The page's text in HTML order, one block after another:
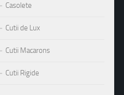
Casolete
Cutii de Lux
Cutii Macarons
Cutii Rigide